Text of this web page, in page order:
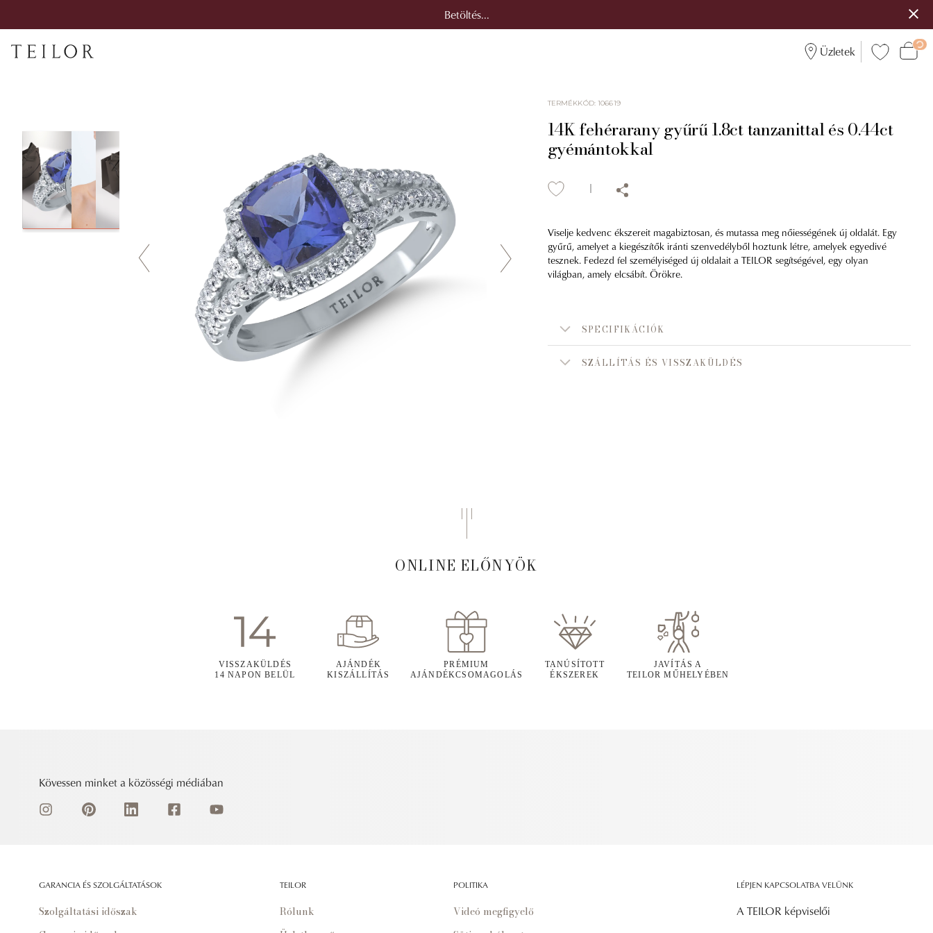
Betöltés...
Üzletek
TERMÉKKÓD:106619
14K fehérarany gyűrű 1.8ct tanzanittal és 0.44ct
gyémántokkal
Viselje kedvenc ékszereit magabiztosan, és mutassa meg nőiességének új oldalát. Egy
gyűrű, amelyet a kiegészítők iránti szenvedélyből hoztunk létre, amelyek egyedivé
tesznek. Fedezd fel személyiséged új oldalait a TEILOR segítségével, egy olyan
világban, amely elcsábít. Örökre.
SPECIFIKÁCIÓK
SZÁLLÍTÁS ÉS VISSZAKÜLDÉS
ONLINE ELŐNYÖK
VISSZAKÜLDÉS
14 NAPON BELÜL
AJÁNDÉK
KISZÁLLÍTÁS
PRÉMIUM
AJÁNDÉKCSOMAGOLÁS
TANÚSÍTOTT
ÉKSZEREK
JAVÍTÁS A
TEILOR MŰHELYÉBEN
Kövessen minket a közösségi médiában
GARANCIA ÉS SZOLGÁLTATÁSOK
Szolgáltatási időszak
TEILOR
Rólunk
POLITIKA
Videó megfigyelő
LÉPJEN KAPCSOLATBA VELÜNK
A TEILOR képviselői